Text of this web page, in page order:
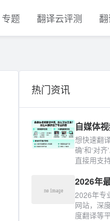
专题 翻译云评测
热门资讯
自媒体
想快速翻
确’和‘对
直接用支
2026年
2026年专
网站，深
度翻译等